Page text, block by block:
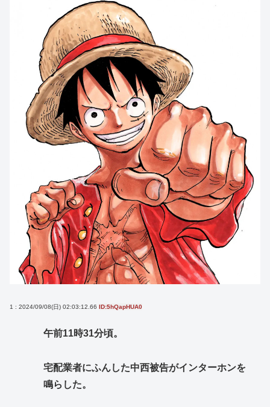
1 : 2024/09/08(日) 02:03:12.66 ID:5hQapHUA0
午前11時31分頃。
宅配業者にふんした中西被告がインターホンを
鳴らした。